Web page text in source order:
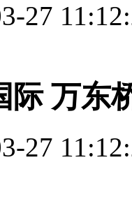
27
际 万东
27